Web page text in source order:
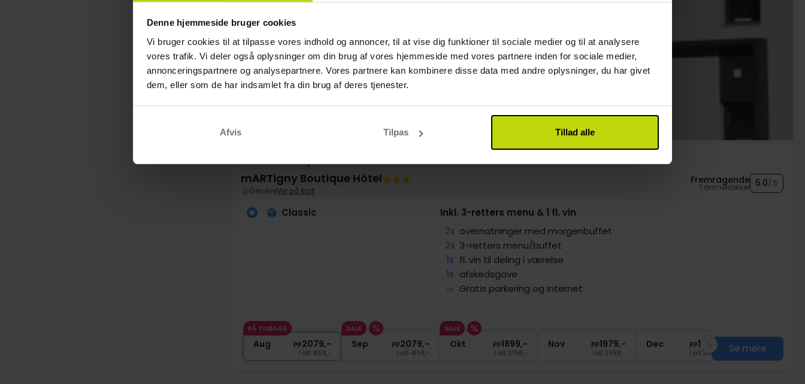
Denne hjemmeside bruger cookies
Vi bruger cookies til at tilpasse vores indhold og annoncer, til at vise dig funktioner til sociale medier og til at analysere
vores trafik. Vi deler også oplysninger om din brug af vores hjemmeside med vores partnere inden for sociale medier,
annonceringspartnere og analysepartnere. Vores partnere kan kombinere disse data med andre oplysninger, du har givet
dem, eller som de har indsamlet fra din brug af deres tjenester.
Afvis Tilpas Tillad alle
Friluftseventyr
mARTigny Boutique Hôtel
GenèveVis på kort
Fremragende
1 anmeldelser 5.0/ 5
Classic
Inkl. 3-retters menu & 1 fl. vin
2x overnatninger med morgenbuffet
2x 3-retters menu/buffet
1x fl. vin til deling i værelse
1x afskedsgave
∞ Gratis parkering og internet
FÅ TILBAGE
Aug pp2079,-
I alt 4158,-
SALE
Sep pp2079,-
I alt 4158,-
SALE
Okt pp1899,-
I alt 3798,-
Nov pp1979,-
I alt 3958,-
Dec pp1979,-
I alt 3958,- Se mere